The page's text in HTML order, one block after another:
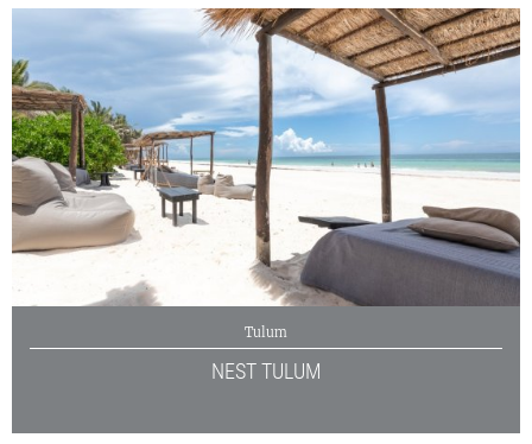
Tulum
NEST TULUM